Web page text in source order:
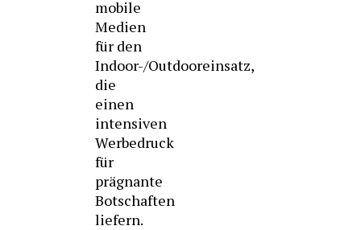
mobile
Medien
für den
Indoor-/Outdooreinsatz,
die
einen
intensiven
Werbedruck
für
prägnante
Botschaften
liefern.